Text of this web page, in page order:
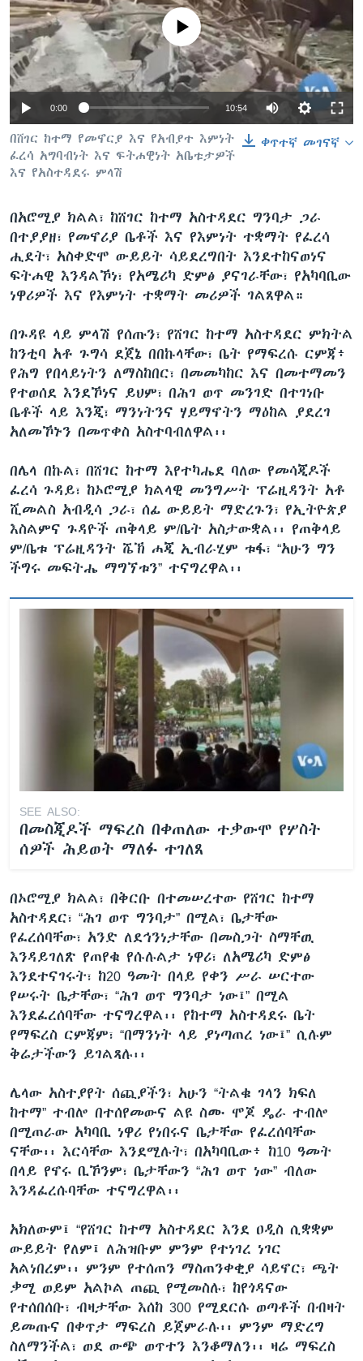
ቋንቋዎች
No media source currently available
0:00 10:54
ቀጥተኛ መገናኛ
በሸገር ከተማ የመኖርያ እና የአብያተ እምነት
ፈረሳ አግባብነት እና ፍትሐዊነት አቤቱታዎች
እና የአስተዳደሩ ምላሽ
በአሮሚያ ክልል፣ ከሸገር ከተማ አስተዳደር ግንባታ ጋራ
በተያያዘ፣ የመኖሪያ ቤቶች እና የእምነት ተቋማት የፈረሳ
ሒደት፣ አስቀድሞ ውይይት ሳይደረግበት እንደተከናወነና
ፍትሐዊ እንዳልኾነ፣ የአሜሪካ ድምፅ ያናገራቸው፣ የአካባቢው
ነዋሪዎች እና የእምነት ተቋማት መሪዎች ገልጸዋል።
በጉዳዩ ላይ ምላሽ የሰጡን፣ የሸገር ከተማ አስተዳደር ምክትል
ከንቲባ አቶ ጉግሳ ደጀኔ በበኩላቸው፣ ቤት የማፍረሱ ርምጃ፥
የሕግ የበላይነትን ለማስከበር፣ በመመካከር እና በመተማመን
የተወሰደ እንደኾነና ይህም፣ በሕገ ወጥ መንገድ በተገነቡ
ቤቶች ላይ እንጂ፣ ማንነትንና ሃይማኖትን ማዕከል ያደረገ
አለመኾኑን በመጥቀስ አስተባብለዋል፡፡
በሌላ በኩል፣ በሸገር ከተማ እየተካሔደ ባለው የመሳጂዶች
ፈረሳ ጉዳይ፣ ከኦሮሚያ ክልላዊ መንግሥት ፕሬዚዳንት አቶ
ሺመልስ አብዲሳ ጋራ፣ ሰፊ ውይይት ማድረጉን፣ የኢትዮጵያ
እስልምና ጉዳዮች ጠቅላይ ም/ቤት አስታውቋል፡፡ የጠቅላይ
ም/ቤቱ ፕሬዚዳንት ሼኽ ሐጂ ኢብራሂም ቱፋ፣ “አሁን ግን
ችግሩ መፍትሔ ማግኘቱን” ተናግረዋል፡፡
SEE ALSO:
በመስጂዶች ማፍረስ በቀጠለው ተቃውሞ የሦስት
ሰዎች ሕይወት ማለፉ ተገለጸ
በኦሮሚያ ክልል፣ በቅርቡ በተመሠረተው የሸገር ከተማ
አስተዳደር፣ “ሕገ ወጥ ግንባታ” በሚል፣ ቤታቸው
የፈረሰባቸው፣ አንድ ለደኅንነታቸው በመስጋት ስማቸዉ
እንዳይገለጽ የጠየቁ የሱሉልታ ነዋሪ፣ ለአሜሪካ ድምፅ
እንደተናገሩት፣ ከ20 ዓመት በላይ የቀን ሥራ ሠርተው
የሠሩት ቤታቸው፣ “ሕገ ወጥ ግንባታ ነው፤” በሚል
እንደፈረሰባቸው ተናግረዋል፡፡ የከተማ አስተዳደሩ ቤት
የማፍረስ ርምጃም፣ “በማንነት ላይ ያነጣጠረ ነው፤” ሲሉም
ቅሬታችውን ይገልጻሉ፡፡
ሌላው አስተያየት ሰጪያችን፣ አሁን “ትልቁ ገላን ክፍለ
ከተማ” ተብሎ በተሰየመውና ልዩ ስሙ ሞጆ ዴራ ተብሎ
በሚጠራው አካባቢ ነዋሪ የነበሩና ቤታቸው የፈረሰባቸው
ናቸው፡፡ እርሳቸው እንደሚሉት፣ በአካባቢው፥ ከ10 ዓመት
በላይ የኖሩ ቢኾንም፣ ቤታቸውን “ሕገ ወጥ ነው” ብለው
እንዳፈረሱባቸው ተናግረዋል፡፡
አክለውም፤ “የሸገር ከተማ አስተዳደር እንደ ዐዲስ ሲቋቋም
ውይይት የለም፤ ለሕዝቡም ምንም የተነገረ ነገር
አልነበረም፡፡ ምንም የተሰጠን ማስጠንቀቂያ ሳይኖር፣ ጫት
ቃሚ ወይም አልኮል ጠጪ የሚመስሉ፣ ከየጎዳናው
የተሰበሰቡ፣ ብዛታቸው እሰከ 300 የሚደርሱ ወጣቶች በብዛት
ይመጡና በቀጥታ ማፍረስ ይጀምራሉ፡፡ ምንም ማድረግ
ስለማንችል፣ ወደ ውጭ ወጥተን እንቆማለን፡፡ ዛሬ ማፍረስ